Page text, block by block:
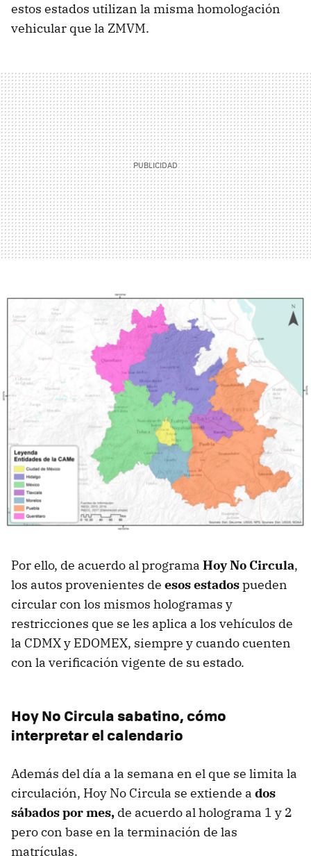
estos estados utilizan la misma homologación
vehicular que la ZMVM.
Por ello, de acuerdo al programa Hoy No Circula,
los autos provenientes de esos estadospueden
circular con los mismos hologramas y
restricciones que se les aplica a los vehículos de
la CDMX y EDOMEX, siempre y cuando cuenten
con la verificación vigente de su estado.
Hoy No Circula sabatino, cómo
interpretar el calendario
Además del día a la semana en el que se limita la
circulación, Hoy No Circula se extiende a dos
sábados por mes, de acuerdo al holograma 1 y 2
pero con base en la terminación de las
matrículas.